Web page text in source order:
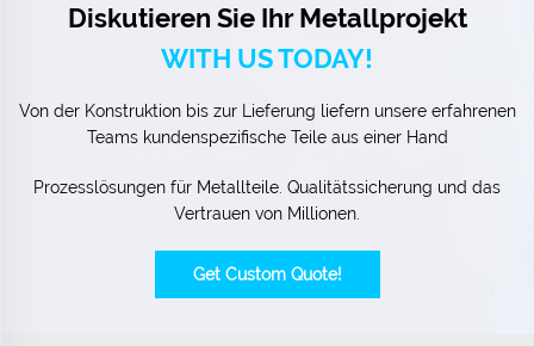
Diskutieren Sie Ihr Metallprojekt
WITH US TODAY!
Von der Konstruktion bis zur Lieferung liefern unsere erfahrenen
Teams kundenspezifische Teile aus einer Hand
Prozesslösungen für Metallteile. Qualitätssicherung und das
Vertrauen von Millionen.
Get Custom Quote!